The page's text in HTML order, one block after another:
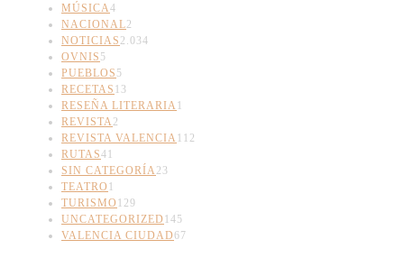
MÚSICA4
NACIONAL2
NOTICIAS 2.034
OVNIS 5
PUEBLOS 5
RECETAS 13
RESEÑA LITERARIA1
REVISTA2
REVISTA VALENCIA112
RUTAS41
SIN CATEGORÍA23
TEATRO 1
TURISMO 129
UNCATEGORIZED 145
VALENCIA CIUDAD67